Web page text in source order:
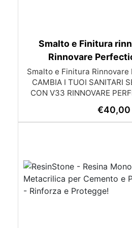
Smalto e Finitura
Rinnovare
Smalto e Finitura
CAMBIA I TUOI SANITARI
CON V33 RINNOVARE
VASCA DA BAGNO,
FACILE, VELOCE ED
Noi di V33 abbiamo la
Perfection Sanitari,
ideale per rinnovare tutti i
€40,00